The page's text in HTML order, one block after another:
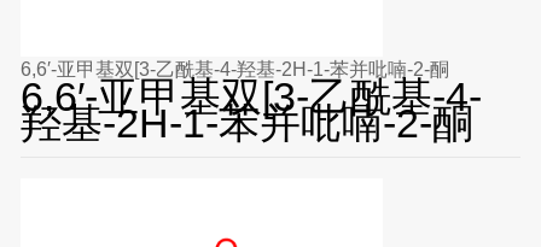
6,6′-亚甲基双[3-乙酰基-4-羟基-2H-1-苯并吡喃-2-酮
6,6′-亚甲基双[3-乙酰基-4-
羟基-2H-1-苯并吡喃-2-酮